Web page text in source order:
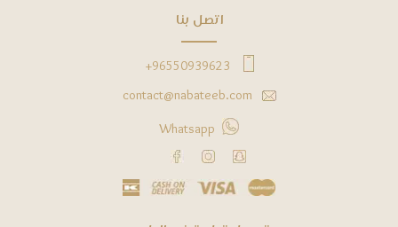
ﺍﺗﺼﻞ ﺑﻨﺎ
96550939623+
contact@nabateeb.com
Whatsapp